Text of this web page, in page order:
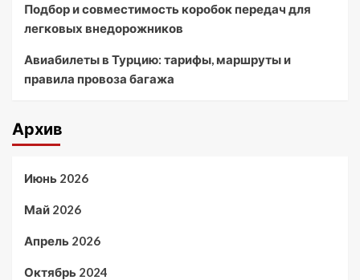
Подбор и совместимость коробок передач для
легковых внедорожников
Авиабилеты в Турцию: тарифы, маршруты и
правила провоза багажа
Архив
Июнь 2026
Май 2026
Апрель 2026
Октябрь 2024